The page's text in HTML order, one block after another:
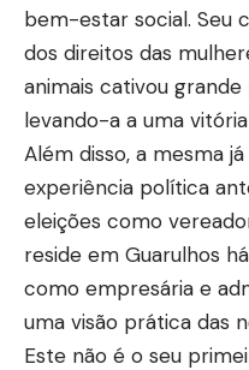
bem-estar social. Seu
dos direitos das
animais cativou
levando-a a uma
Além disso, a mesma
experiência política
eleições como
reside em Guarulhos
como empresária e
uma visão prática das
Este não é o seu